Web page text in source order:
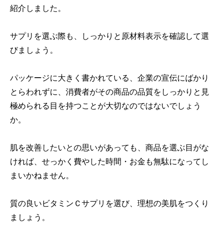
紹介しました。
サプリを選ぶ際も、しっかりと原材料表示を確認して選
びましょう。
パッケージに大きく書かれている、企業の宣伝にばかり
とらわれずに、消費者がその商品の品質をしっかりと見
極められる目を持つことが大切なのではないでしょう
か。
肌を改善したいとの思いがあっても、商品を選ぶ目がな
ければ、せっかく費やした時間・お金も無駄になってし
まいかねません。
質の良いビタミンＣサプリを選び、理想の美肌をつくり
ましょう。